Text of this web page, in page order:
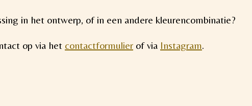
in het ontwerp, of in een andere kleurencombinatie?
op via het contactformulier of via Instagram.